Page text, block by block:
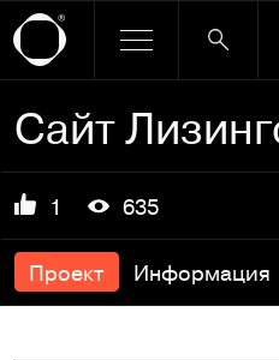
1 635
Проект Информация